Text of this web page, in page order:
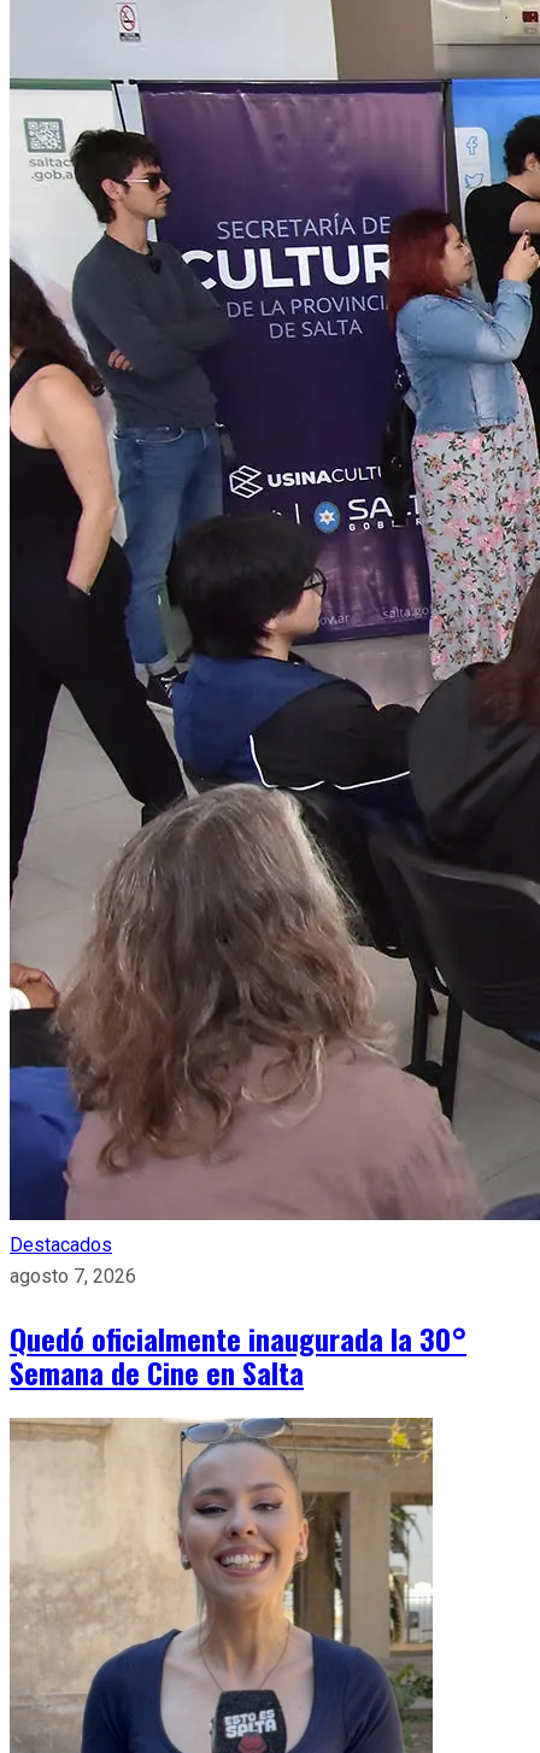
Destacados
agosto 7, 2026
Quedó oficialmente inaugurada la 30°
Semana de Cine en Salta